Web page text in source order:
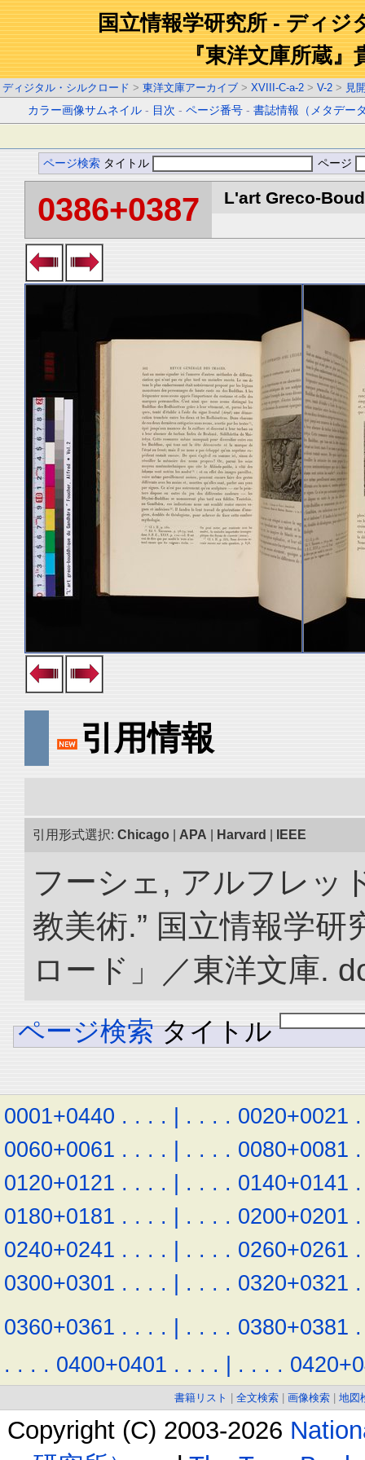
国立情報学研究所 - ディジ
『東洋文庫所蔵』
ディジタル・シルクロード > 東洋文庫アーカイブ > XVIII-C-a-2 > V-2 > 見
カラー画像サムネイル - 目次 -ページ番号 -書誌情報（メタデー
ページ検索 タイトル ページ
0386+0387 L'art Greco-
引用情報
引用形式選択: Chicago APA Harvard IEEE
フーシェ, アルフレッ
教美術.” 国立情報学
ロード」／東洋文庫.
ページ検索 タイトル
0001+0440 . . . . | . . . . 0020+0021 .
0060+0061 . . . . | . . . . 0080+0081 .
0120+0121 . . . . | . . . . 0140+0141 .
0180+0181 . . . . | . . . . 0200+0201 .
0240+0241 . . . . | . . . . 0260+0261 .
0300+0301 . . . . | . . . . 0320+0321 .
0360+0361 . . . . | . . . . 0380+0381 .
. . . . 0400+0401 . . . . | . . . .
書籍リスト 全文検索 画像検索 地図
Copyright (C) 2003-2026